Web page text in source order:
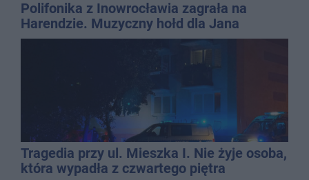
Polifonika z Inowrocławia zagrała na
Harendzie. Muzyczny hołd dla Jana
Kasprowicza
Tragedia przy ul. Mieszka I. Nie żyje osoba,
która wypadła z czwartego piętra